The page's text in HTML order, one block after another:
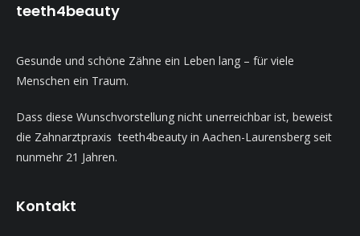
teeth4beauty
Gesunde und schöne Zähne ein Leben lang – für viele
Menschen ein Traum.
Dass diese Wunschvorstellung nicht unerreichbar ist, beweist
die Zahnarztpraxis teeth4beauty in Aachen-Laurensberg seit
nunmehr 21 Jahren.
Kontakt